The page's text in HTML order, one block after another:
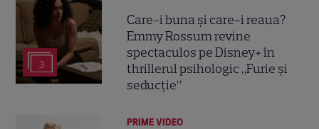
3
Care-i buna și care-i reaua?
Emmy Rossum revine
spectaculos pe Disney+ în
thrillerul psihologic „Furie și
seducție”
PRIME VIDEO